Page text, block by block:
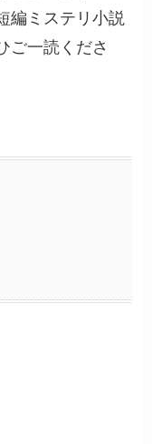
編ミステリ小説
ご一読くださ